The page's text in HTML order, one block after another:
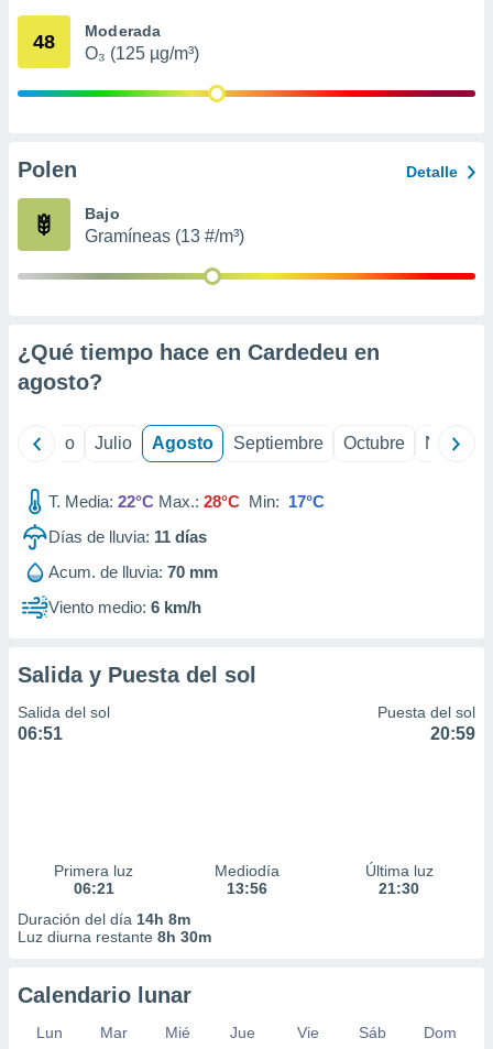
mediante
publicidad
de
48 Moderada
O₃ (125 µg/m³)
Polen Detalle
Bajo
Gramíneas (13 #/m³)
¿Qué tiempo hace en Cardedeu en
agosto?
Junio Julio Agosto Septiembre Octubre
T. Media: 22°C Max.: 28°C Min: 17°C
Días de lluvia: 11 días
Acum. de lluvia: 70 mm
Viento medio: 6 km/h
Salida y Puesta del sol
Salida del sol
06:51
Puesta del sol
20:59
Primera luz
06:21
Mediodía
13:56
Última luz
21:30
Duración del día 14h 8m
Luz diurna restante 8h 30m
Calendario lunar
Lun Mar Mié Jue Vie Sáb
Dom